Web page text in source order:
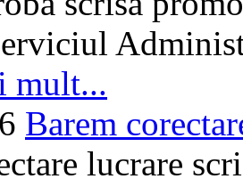
mult...
Barem
lucrare